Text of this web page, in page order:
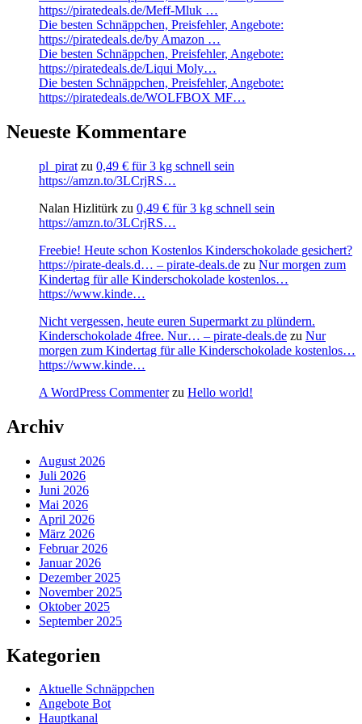
https://piratedeals.de/Meff-Mluk …
Die besten Schnäppchen, Preisfehler, Angebote:
https://piratedeals.de/by Amazon …
Die besten Schnäppchen, Preisfehler, Angebote:
https://piratedeals.de/Liqui Moly…
Die besten Schnäppchen, Preisfehler, Angebote:
https://piratedeals.de/WOLFBOX MF…
Neueste Kommentare
pl_pirat zu 0,49 € für 3 kg schnell sein
https://amzn.to/3LCrjRS…
Nalan Hizlitürk zu 0,49 € für 3 kg schnell sein
https://amzn.to/3LCrjRS…
Freebie! Heute schon Kostenlos Kinderschokolade gesichert?
https://pirate-deals.d… – pirate-deals.de zu Nur morgen zum
Kindertag für alle Kinderschokolade kostenlos…
https://www.kinde…
Nicht vergessen, heute euren Supermarkt zu plündern.
Kinderschokolade 4free. Nur… – pirate-deals.de zu Nur
morgen zum Kindertag für alle Kinderschokolade kostenlos…
https://www.kinde…
A WordPress Commenterzu Hello world!
Archiv
August 2026
Juli 2026
Juni 2026
Mai 2026
April 2026
März 2026
Februar 2026
Januar 2026
Dezember 2025
November 2025
Oktober 2025
September 2025
Kategorien
Aktuelle Schnäppchen
Angebote Bot
Hauptkanal